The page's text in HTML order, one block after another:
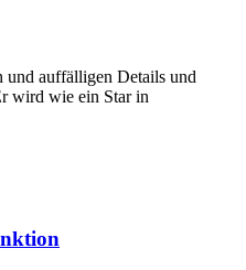
und auffälligen Details und
wird wie ein Star in